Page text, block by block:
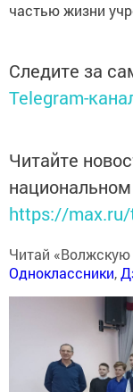
частью жизни
Следите за
Telegram-
Читайте
https://
Читай «Волжскую
Одноклассники,